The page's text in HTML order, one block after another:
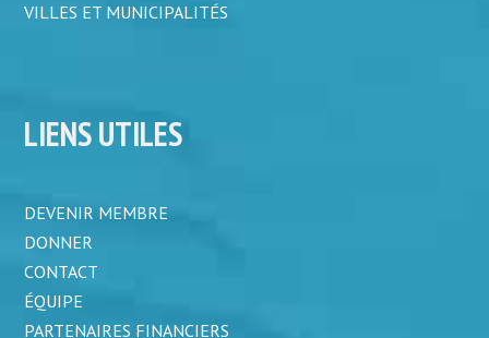
VILLES ET MUNICIPALITÉS
LIENS UTILES
DEVENIR MEMBRE
DONNER
CONTACT
ÉQUIPE
PARTENAIRES FINANCIERS